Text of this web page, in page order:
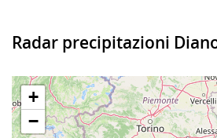
Radar precipitazioni